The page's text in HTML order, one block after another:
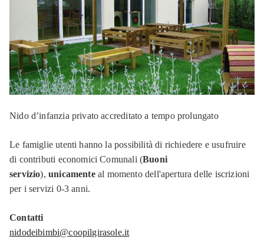
Nido d’infanzia privato accreditato a tempo prolungato
Le famiglie utenti hanno la possibilità di richiedere e usufruire
di contributi economici Comunali (Buoni
servizio), unicamenteal momento dell'apertura delle iscrizioni
per i servizi 0-3 anni.
Contatti
nidodeibimbi@coopilgirasole.it